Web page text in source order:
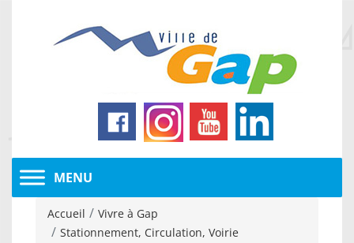
Accueil
Vivre à Gap
Stationnement, Circulation, Voirie